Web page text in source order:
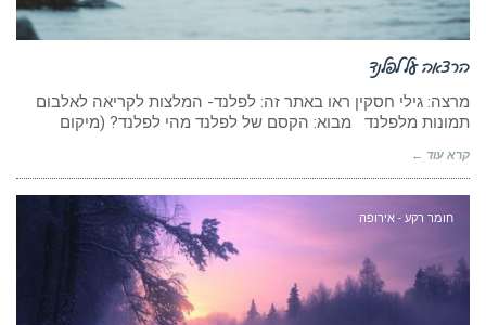
הרצאה על לפלנד
מרצה: גילי חסקין ראו באתר זה: לפלנד- המלצות לקריאה לאלבום
תמונות מלפלנד מבוא: הקסם של לפלנד מהי לפלנד? (מיקום
קרא עוד ←
חומר רקע - אירופה